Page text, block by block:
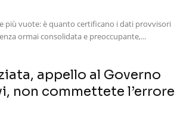
più vuote: è quanto certificano i dati provvisori
ormai consolidata e preoccupante,...
appello al Governo
non commettete l’errore